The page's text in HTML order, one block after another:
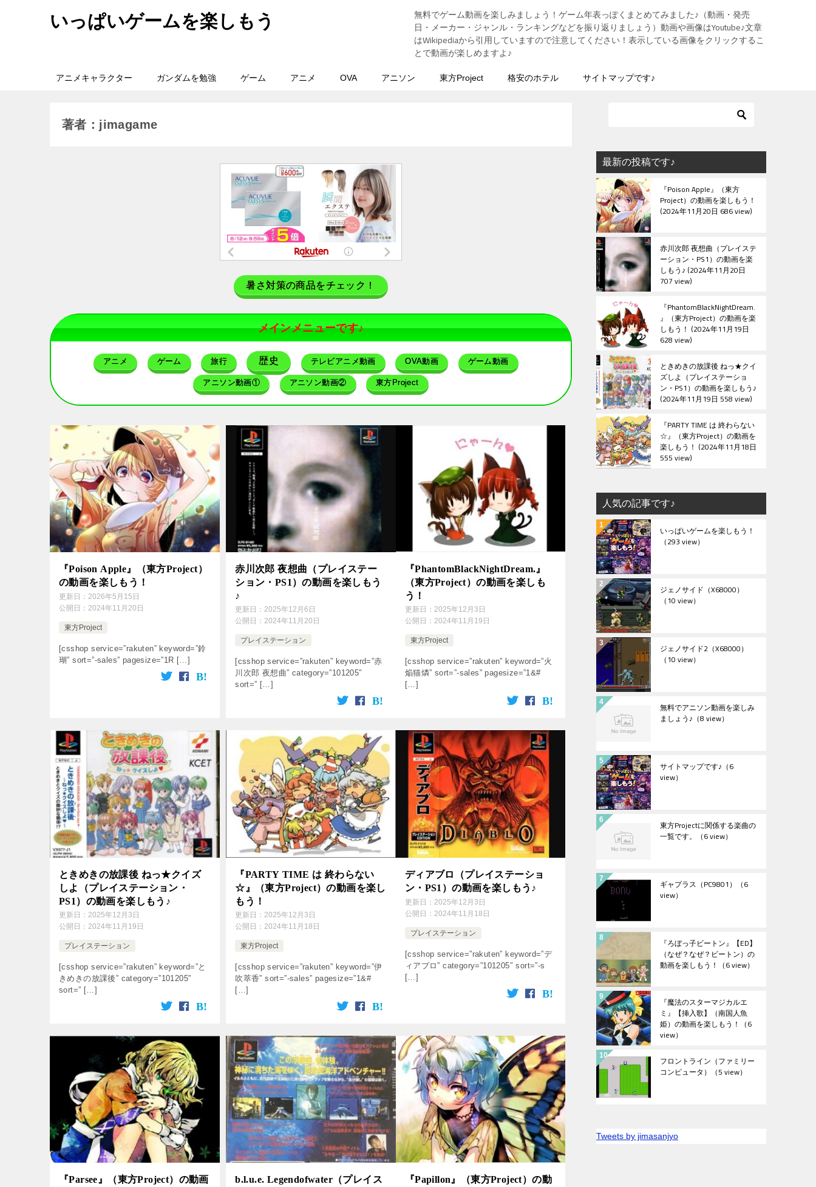
いっぱいゲームを楽しもう
無料でゲーム動画を楽しみましょう！ゲーム年表っぽくまとめてみました♪（動画・発売
日・メーカー・ジャンル・ランキングなどを振り返りましょう）動画や画像はYoutube♪文章
はWikipediaから引用していますので注意してください！表示している画像をクリックするこ
とで動画が楽しめますよ♪
アニメキャラクター ガンダムを勉強 ゲーム アニメ OVA アニソン 東方Project 格安のホテル サイトマップです♪
著者：jimagame
暑さ対策の商品をチェック！
メインメニューです♪
アニメ ゲーム 旅行 歴史 テレビアニメ動画 OVA動画 ゲーム動画
アニソン動画① アニソン動画② 東方Project
『Poison Apple』（東方Project）
の動画を楽しもう！
更新日： 2026年5月15日
公開日： 2024年11月20日
東方Project
[csshop service=”rakuten” keyword=”鈴
瑚” sort=”-sales” pagesize=”1R […]
赤川次郎 夜想曲（プレイステー
ション・PS1）の動画を楽しもう
♪
更新日：2025年12月6日
公開日：2024年11月20日
プレイステーション
[csshop service=”rakuten” keyword=”赤
川次郎 夜想曲” category=”101205″
sort=” […]
『PhantomBlackNightDream.』
（東方Project）の動画を楽しも
う！
更新日： 2025年12月3日
公開日： 2024年11月19日
東方Project
[csshop service=”rakuten” keyword=”火
焔猫燐” sort=”-sales” pagesize=”1&#
[…]
ときめきの放課後 ねっ★クイズ
しよ（プレイステーション・
PS1）の動画を楽しもう♪
更新日： 2025年12月3日
公開日： 2024年11月19日
プレイステーション
[csshop service=”rakuten” keyword=”と
きめきの放課後” category=”101205″
sort=” […]
『PARTY TIME は 終わらない
☆』（東方Project）の動画を楽し
もう！
更新日：2025年12月3日
公開日：2024年11月18日
東方Project
[csshop service=”rakuten” keyword=”伊
吹萃香” sort=”-sales” pagesize=”1&#
[…]
ディアブロ（プレイステーショ
ン・PS1）の動画を楽しもう♪
更新日： 2025年12月3日
公開日： 2024年11月18日
プレイステーション
[csshop service=”rakuten” keyword=”デ
ィアブロ” category=”101205″ sort=”-s
[…]
『Parsee』（東方Project）の動画
b.l.u.e. Legendofwater（プレイス
『Papillon』（東方Project）の動
最新の投稿です♪
『Poison Apple』（東方
Project）の動画を楽しもう！
2024年11月20日 686 view
赤川次郎 夜想曲（プレイステ
ーション・PS1）の動画を楽
しもう♪ 2024年11月20日
707 view
『PhantomBlackNightDream.
』（東方Project）の動画を楽
しもう！ 2024年11月19日
628 view
ときめきの放課後 ねっ★クイ
ズしよ（プレイステーショ
ン・PS1）の動画を楽しもう♪
2024年11月19日 558 view
『PARTY TIME は 終わらない
☆』（東方Project）の動画を
楽しもう！ 2024年11月18日
555 view
人気の記事です♪
いっぱいゲームを楽しもう！
（293 view）
ジェノサイド（X68000）
（10 view）
ジェノサイド2（X68000）
（10 view）
無料でアニソン動画を楽しみ
ましょう♪ （8 view）
サイトマップです♪ （6
view）
東方Projectに関係する楽曲の
一覧です。 （6 view）
ギャプラス（PC9801） （6
view）
『ろぼっ子ビートン』【ED】
（なぜ？なぜ？ビートン）の
動画を楽しもう！ （6 view）
『魔法のスターマジカルエ
ミ』【挿入歌】（南国人魚
姫）の動画を楽しもう！ （6
view）
フロントライン（ファミリー
コンピュータ） （5 view）
Tweets by jimasanjyo